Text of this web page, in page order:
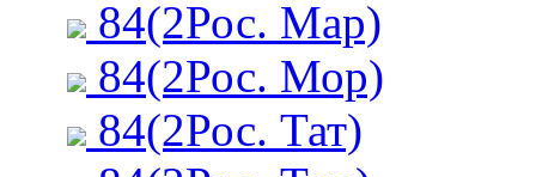
84(2Рос. Мар)
84(2Рос. Мор)
84(2Рос. Тат)